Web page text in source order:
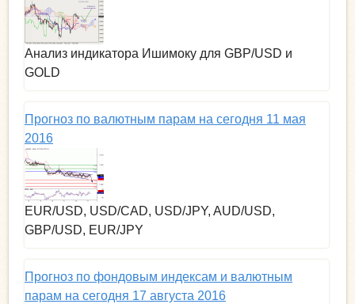
Анализ индикатора Ишимоку для GBP/USD и
GOLD
Прогноз по валютным парам на сегодня 11 мая
2016
EUR/USD, USD/CAD, USD/JPY, AUD/USD,
GBP/USD, EUR/JPY
Прогноз по фондовым индексам и валютным
парам на сегодня 17 августа 2016